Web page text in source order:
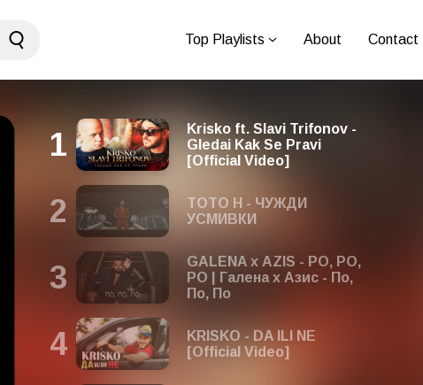
Top Playlists About Contact
Krisko ft. Slavi Trifonov -
Gledai Kak Se Pravi
[Official Video]
TOTO H - ЧУЖДИ
УСМИВКИ
GALENA х AZIS - PО, PО,
PО | Галена х Азис - По,
По, По
KRISKO - DA ILI NE
[Official Video]